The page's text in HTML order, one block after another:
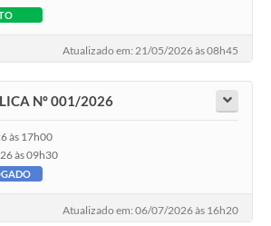
Atualizado em: 21/05/2026 às 08h45
Nº 001/2026
às 17h00
às 09h30
Atualizado em: 06/07/2026 às 16h20